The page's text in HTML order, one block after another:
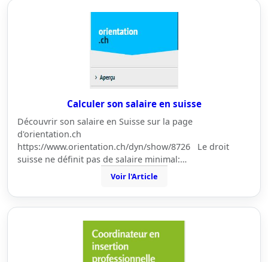
Calculer son salaire en suisse
Découvrir son salaire en Suisse sur la page
d'orientation.ch
https://www.orientation.ch/dyn/show/8726 Le droit
suisse ne définit pas de salaire minimal:…
Voir l'Article